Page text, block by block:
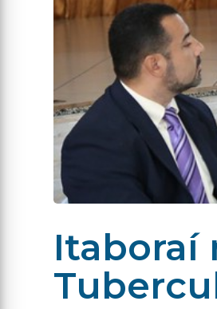
Itaboraí